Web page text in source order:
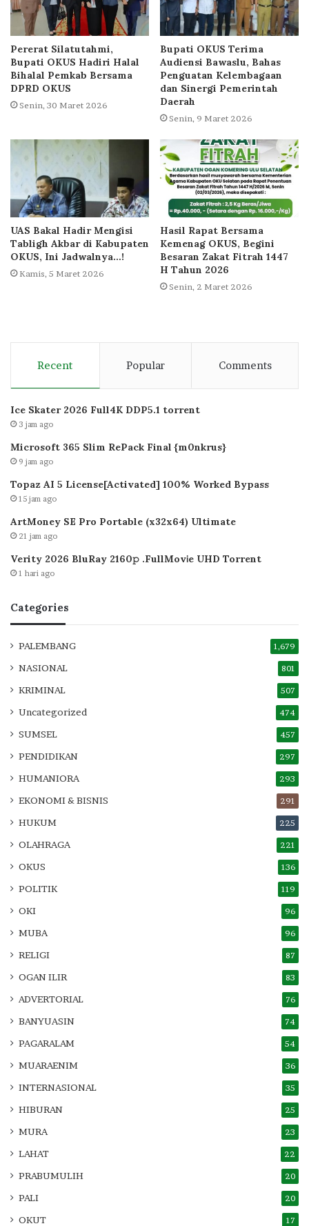
Pererat Silatutahmi,
Bupati OKUS Hadiri Halal
Bihalal Pemkab Bersama
DPRD OKUS
Senin, 30 Maret 2026
Bupati OKUS Terima
Audiensi Bawaslu, Bahas
Penguatan Kelembagaan
dan Sinergi Pemerintah
Daerah
Senin, 9 Maret 2026
UAS Bakal Hadir Mengisi
Tabligh Akbar di Kabupaten
OKUS, Ini Jadwalnya…!
Kamis, 5 Maret 2026
Hasil Rapat Bersama
Kemenag OKUS, Begini
Besaran Zakat Fitrah 1447
H Tahun 2026
Senin, 2 Maret 2026
Recent Popular Comments
Ice Skater 2026 Full4K DDP5.1 torrent
3 jam ago
Microsoft 365 Slim RePack Final {m0nkrus}
9 jam ago
Topaz AI 5 License[Activated] 100% Worked Bypass
15 jam ago
ArtMoney SE Pro Portable (x32x64) Ultimate
21 jam ago
Verity 2026 BluRay 2160𝚙 .FullMov𝗂e UHD Torrent
1 hari ago
Categories
PALEMBANG 1,679
NASIONAL 801
KRIMINAL 507
Uncategorized 474
SUMSEL 457
PENDIDIKAN 297
HUMANIORA 293
EKONOMI & BISNIS 291
HUKUM 225
OLAHRAGA 221
OKUS 136
POLITIK 119
OKI 96
MUBA 96
RELIGI 87
OGAN ILIR 83
ADVERTORIAL 76
BANYUASIN 74
PAGARALAM 54
MUARAENIM 36
INTERNASIONAL 35
HIBURAN 25
MURA 23
LAHAT 22
PRABUMULIH 20
PALI 20
OKUT 17